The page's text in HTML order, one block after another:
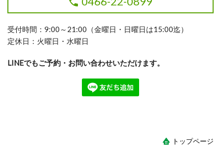
受付時間：9:00～21:00（金曜日・日曜日は15:00迄）
定休日：火曜日・水曜日
LINEでもご予約・お問い合わせいただけます。
トップページ